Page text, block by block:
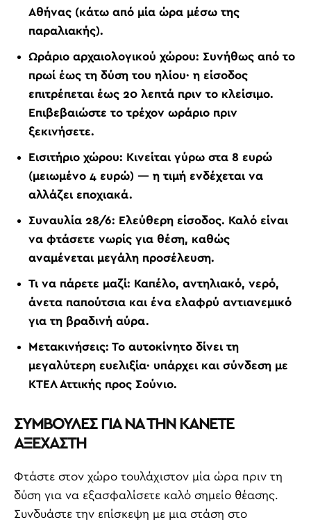
Αθήνας (κάτω από μία ώρα μέσω της
παραλιακής).
Ωράριο αρχαιολογικού χώρου: Συνήθως από το
πρωί έως τη δύση του ηλίου· η είσοδος
επιτρέπεται έως 20 λεπτά πριν το κλείσιμο.
Επιβεβαιώστε το τρέχον ωράριο πριν
ξεκινήσετε.
Εισιτήριο χώρου: Κινείται γύρω στα 8 ευρώ
(μειωμένο 4 ευρώ) — η τιμή ενδέχεται να
αλλάζει εποχιακά.
Συναυλία 28/6: Ελεύθερη είσοδος. Καλό είναι
να φτάσετε νωρίς για θέση, καθώς
αναμένεται μεγάλη προσέλευση.
Τι να πάρετε μαζί: Καπέλο, αντηλιακό, νερό,
άνετα παπούτσια και ένα ελαφρύ αντιανεμικό
για τη βραδινή αύρα.
Μετακινήσεις: Το αυτοκίνητο δίνει τη
μεγαλύτερη ευελιξία· υπάρχει και σύνδεση με
ΚΤΕΛ Αττικής προς Σούνιο.
ΣΥΜΒΟΥΛΕΣ ΓΙΑ ΝΑ ΤΗΝ ΚΑΝΕΤΕ
ΑΞΕΧΑΣΤΗ
Φτάστε στον χώρο τουλάχιστον μία ώρα πριν τη
δύση για να εξασφαλίσετε καλό σημείο θέασης.
Συνδυάστε την επίσκεψη με μια στάση στο